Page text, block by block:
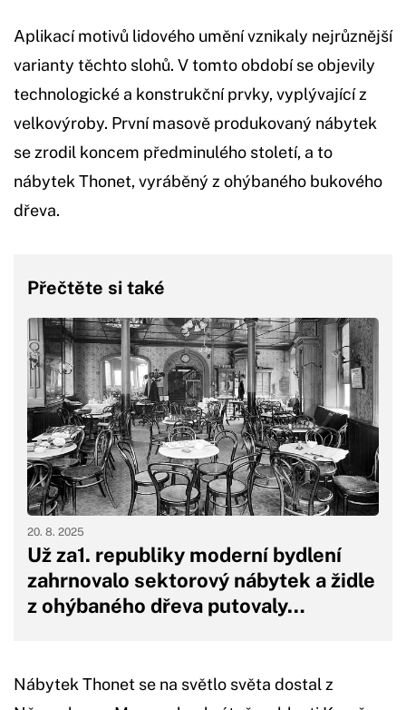
Aplikací motivů lidového umění vznikaly nejrůznější
varianty těchto slohů. V tomto období se objevily
technologické a konstrukční prvky, vyplývající z
velkovýroby. První masově produkovaný nábytek
se zrodil koncem předminulého století, a to
nábytek Thonet, vyráběný z ohýbaného bukového
dřeva.
Přečtěte si také
Už za1. republiky moderní bydlení
zahrnovalo sektorový nábytek a židle
z ohýbaného dřeva putovaly…
20. 8. 2025
Nábytek Thonet se na světlo světa dostal z